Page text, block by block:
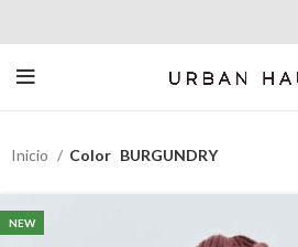
Inicio Color BURGUNDRY
NEW